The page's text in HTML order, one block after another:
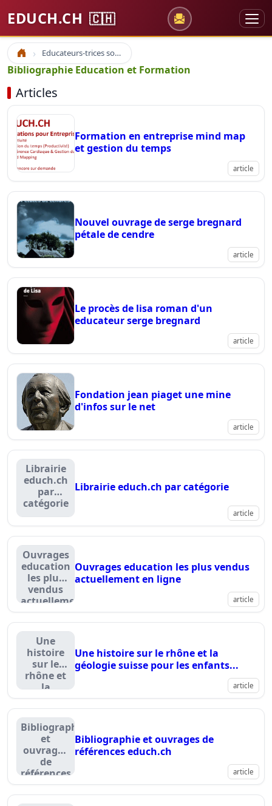
EDUCH.CH 🇨🇭
Accueil Educateurs-trices sociaux
Bibliographie Education et Formation
Articles
Formation en entreprise mind map
et gestion du temps
article
Nouvel ouvrage de serge bregnard
pétale de cendre
article
Le procès de lisa roman d'un
educateur serge bregnard
article
Fondation jean piaget une mine
d'infos sur le net
article
Librairie
educh.ch
par
catégorie
Librairie educh.ch par catégorie
article
Ouvrages
education
les plus
vendus
actuellement
en ligne
Ouvrages education les plus vendus
actuellement en ligne
article
Une
histoire
sur le
rhône et
la
géologie
suisse
pour les
enfants...
Une histoire sur le rhône et la
géologie suisse pour les enfants...
article
Bibliographie
et
ouvrages
de
références
educh.ch
Bibliographie et ouvrages de
références educh.ch
article